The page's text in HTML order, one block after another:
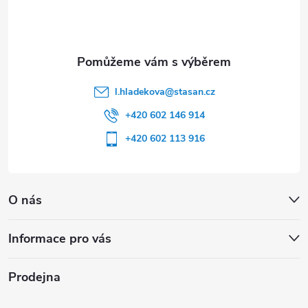
O nás
Informace pro vás
l.hladekova@stasan.cz
+420 602 146 914
+420 602 113 916
Prodejna